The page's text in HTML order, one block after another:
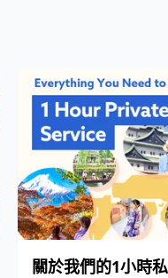
關於我們的1小時